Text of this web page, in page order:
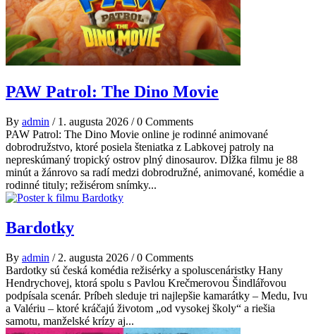
PAW Patrol: The Dino Movie
By admin / 1. augusta 2026 /0 Comments
PAW Patrol: The Dino Movie online je rodinné animované
dobrodružstvo, ktoré posiela šteniatka z Labkovej patroly na
nepreskúmaný tropický ostrov plný dinosaurov. Dĺžka filmu je 88
minút a žánrovo sa radí medzi dobrodružné, animované, komédie a
rodinné tituly; režisérom snímky...
Bardotky
By admin / 2. augusta 2026 /0 Comments
Bardotky sú česká komédia režisérky a spoluscenáristky Hany
Hendrychovej, ktorá spolu s Pavlou Krečmerovou Šindlářovou
podpísala scenár. Príbeh sleduje tri najlepšie kamarátky – Medu, Ivu
a Valériu – ktoré kráčajú životom „od vysokej školy“ a riešia
samotu, manželské krízy aj...